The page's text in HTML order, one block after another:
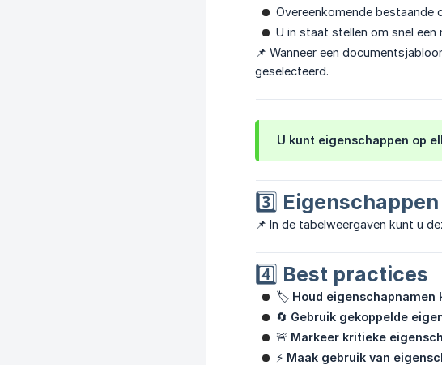
Overeenkomende bestaande
U in staat stellen om snel
📌 Wanneer een
geselecteerd.
U kunt eigenschappen op
3️⃣
📌 In de tabelweergaven kunt u
4️⃣ Best practices
🏷️ Houd eigenschapnamen
🔄 Gebruik gekoppelde
🚨 Markeer kritieke
⚡ Maak gebruik van